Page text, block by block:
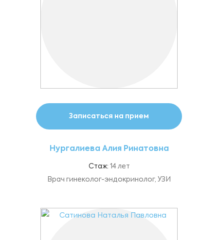
Записаться на прием
Нургалиева Алия Ринатовна
Стаж: 14 лет
Врач гинеколог-эндокринолог, УЗИ